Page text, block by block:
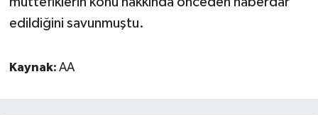
edildiğini savunmuştu.
Kaynak: AA